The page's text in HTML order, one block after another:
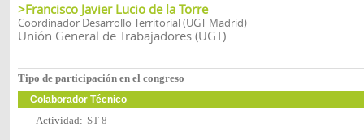
>Francisco Javier Lucio de la Torre
Coordinador Desarrollo Territorial (UGT Madrid)
Unión General de Trabajadores (UGT)
Tipo de participación en el congreso
Colaborador Técnico
Actividad: ST-8